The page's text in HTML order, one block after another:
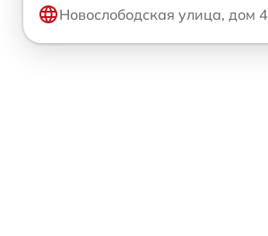
Новослободская улица, дом 4